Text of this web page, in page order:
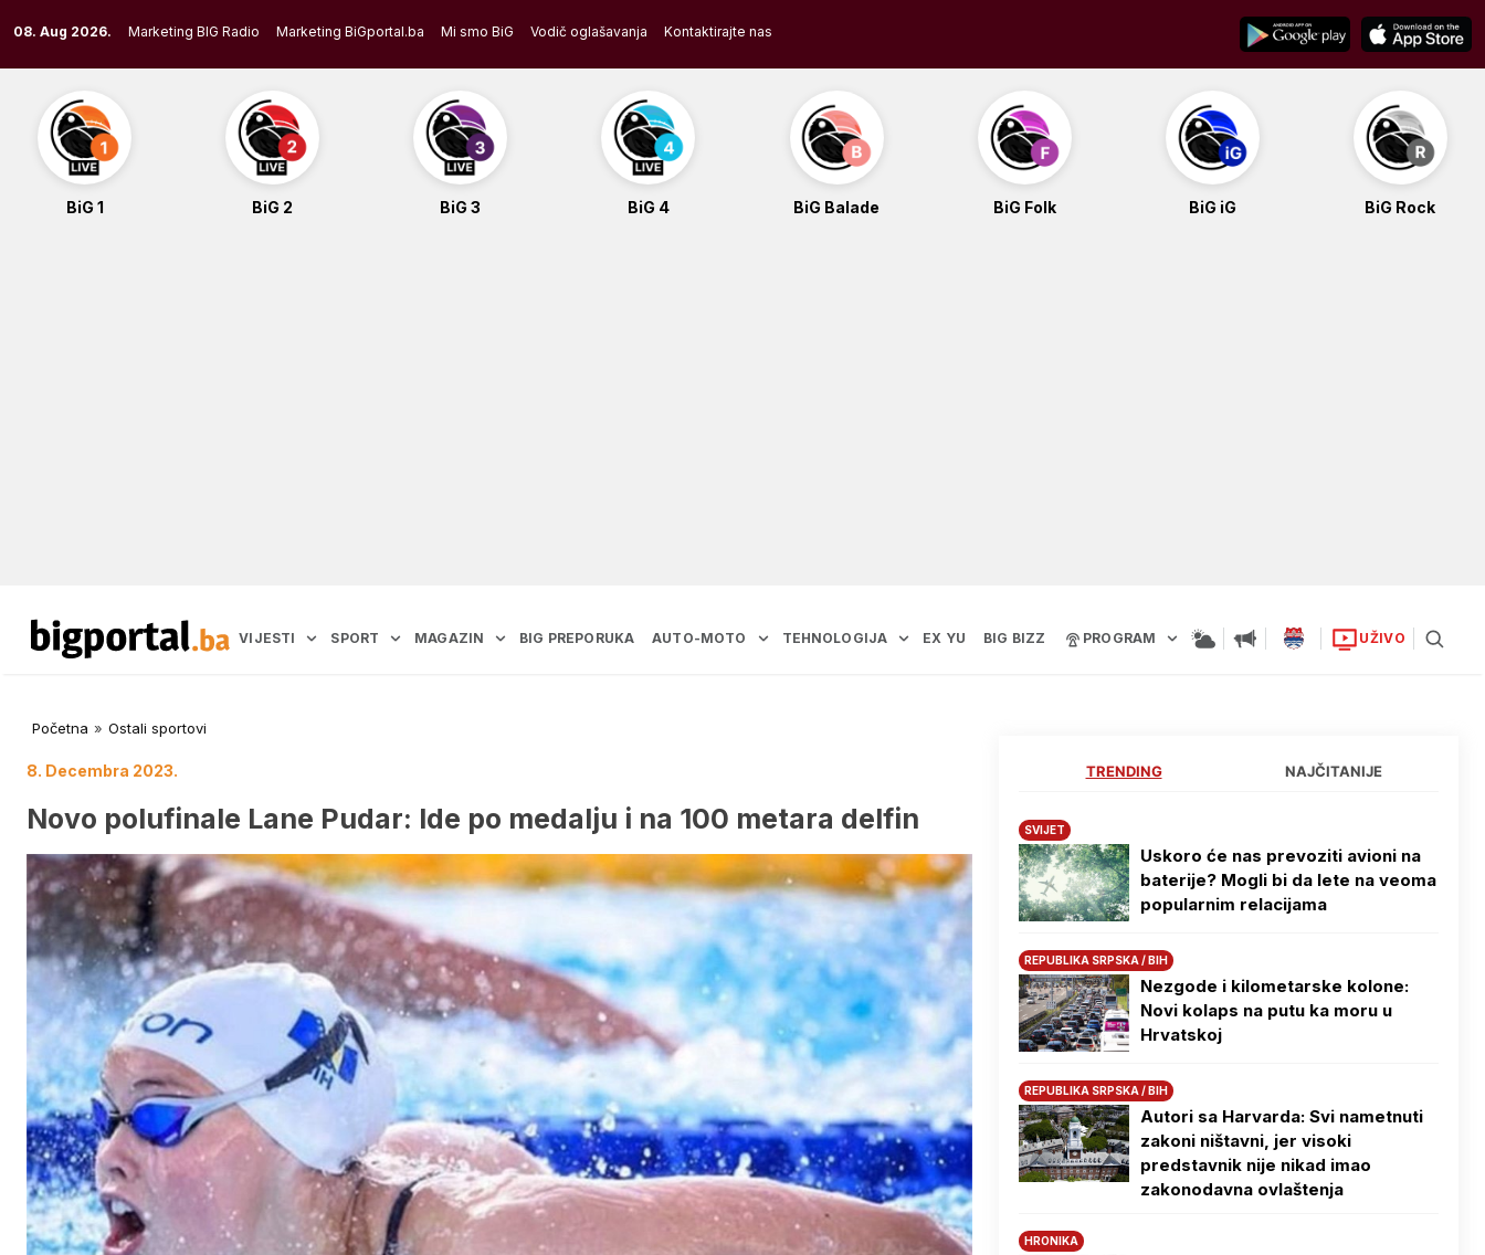
to
content
08. Aug 2026. Marketing BIG Radio Marketing BiGportal.ba Mi smo BiG Vodič oglašavanja Kontaktirajte nas
BiG 1 BiG 2 BiG 3 BiG 4 BiG Balade BiG Folk BiG iG BiG Rock
VIJESTI SPORT MAGAZIN BIG PREPORUKA AUTO-MOTO TEHNOLOGIJA EX YU BIG BIZZ PROGRAM UŽIVO
Početna » Ostali sportovi
8. Decembra 2023.
Novo polufinale Lane Pudar: Ide po medalju i na 100 metara delfin
TRENDING NAJČITANIJE
SVIJET
Uskoro će nas prevoziti avioni na
baterije? Mogli bi da lete na veoma
popularnim relacijama
REPUBLIKA SRPSKA / BIH
Nezgode i kilometarske kolone:
Novi kolaps na putu ka moru u
Hrvatskoj
REPUBLIKA SRPSKA / BIH
Autori sa Harvarda: Svi nametnuti
zakoni ništavni, jer visoki
predstavnik nije nikad imao
zakonodavna ovlaštenja
HRONIKA